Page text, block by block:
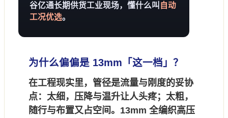
谷亿通长期供货工业现场，懂什么叫 自动
工况优选。
为什么偏偏是 13mm「这一档」？
在工程现实里， 管径是流量与刚度的妥协
点：太细，压降与温升让人头疼；太粗，
随行与布置又占空间。 13mm 全编织高压